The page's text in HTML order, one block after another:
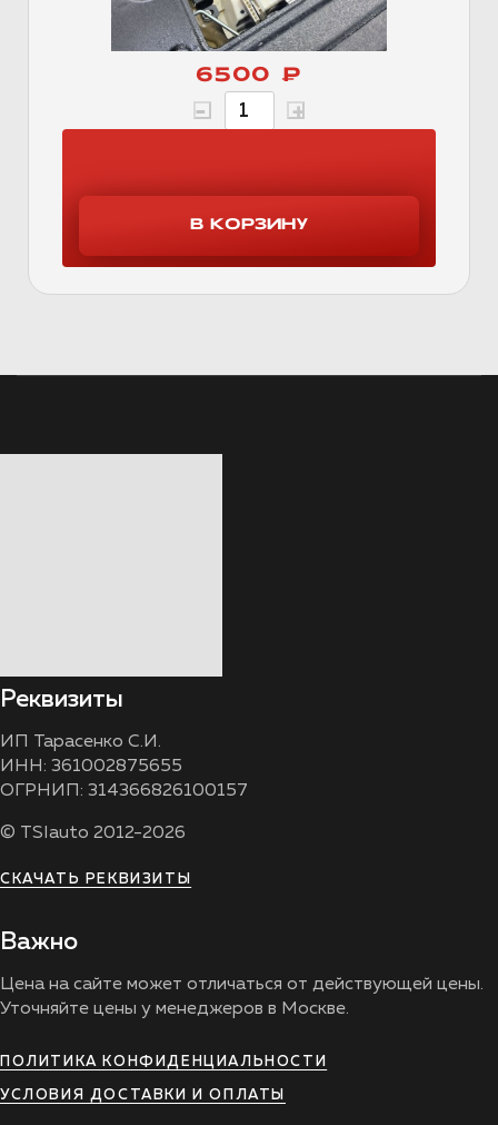
6500 ₽
Реквизиты
ИП Тарасенко С.И.
ИНН: 361002875655
ОГРНИП: 314366826100157
© TSIauto 2012-2026
СКАЧАТЬ РЕКВИЗИТЫ
Важно
Цена на сайте может отличаться от действующей цены.
Уточняйте цены у менеджеров в Москве.
ПОЛИТИКА КОНФИДЕНЦИАЛЬНОСТИ
УСЛОВИЯ ДОСТАВКИ И ОПЛАТЫ